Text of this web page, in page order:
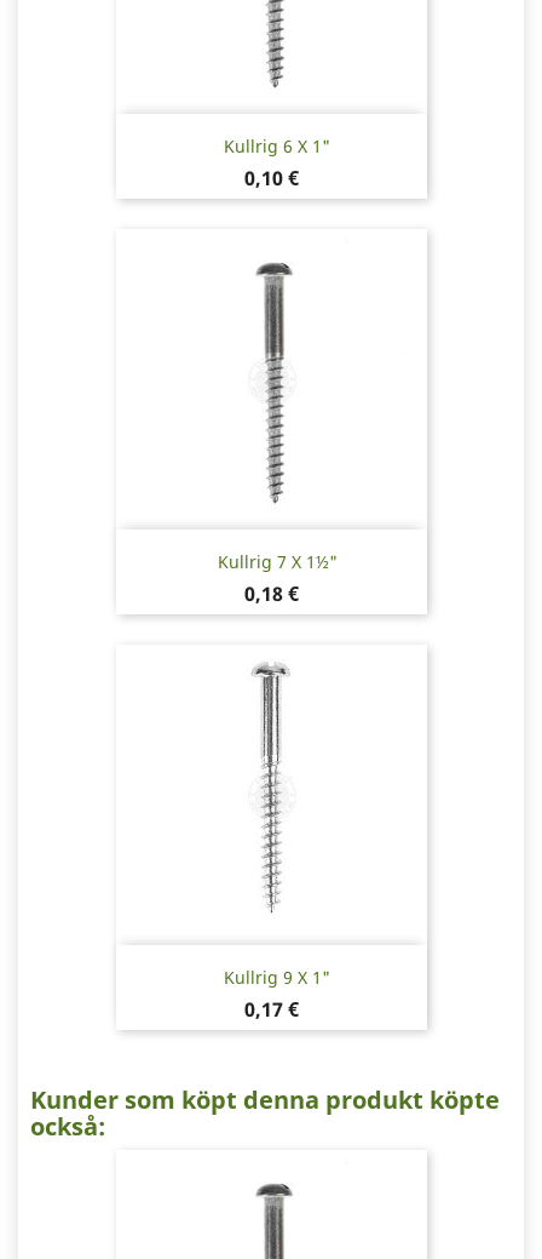
Kullrig 6 X 1"
Pris
0,10 €
Kullrig 7 X 1½"
Pris
0,18 €
Kullrig 9 X 1"
Pris
0,17 €
Kunder som köpt denna produkt köpte
också: